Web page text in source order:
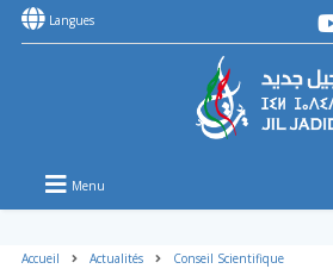
Langues
Menu
Accueil Actualités Conseil Scientifique